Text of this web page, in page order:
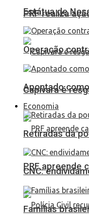
PRF realiza
Capivara é
PRF apreende
Estátua de
Operação
Apontado
Economia
Retiradas da
CNC:
Famílias